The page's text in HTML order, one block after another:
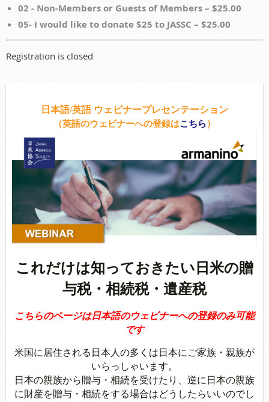
02 - Non-Members or Guests of Members – $25.00
05- I would like to donate $25 to JASSC – $25.00
Registration is closed
日本語/英語 ウェビナープレセンテーション
（英語のウェビナーへの登録はこちら）
これだけは知っておきたい日米の贈
与税・相続税・遺産税
こちらのページは日本語のウェビナーへの登録のみ可能
です
米国に居住される日本人の多くは日本にご家族・親族が
いらっしゃいます。
日本の親族から贈与・相続を受けたり、逆に日本の親族
に財産を贈与・相続をする場合はどうしたらいいのでし